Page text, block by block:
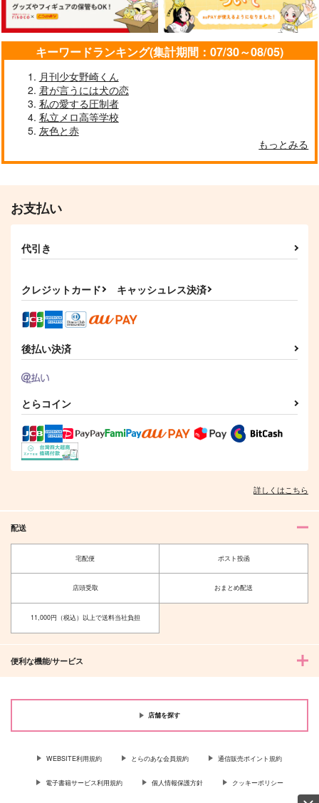
キーワードランキング(集計期間：07/30～08/05)
月刊少女野崎くん
君が言うには犬の恋
私の愛する圧制者
私立メロ高等学校
灰色と赤
もっとみる
お支払い
代引き
クレジットカード キャッシュレス決済
後払い決済
とらコイン
詳しくはこちら
配送
宅配便 ポスト投函
店頭受取 おまとめ配送
11,000円（税込）以上で送料当社負担
便利な機能/サービス
店舗を探す
WEBSITE利用規約 とらのあな会員規約 通信販売ポイント規約
電子書籍サービス利用規約 個人情報保護方針 クッキーポリシー